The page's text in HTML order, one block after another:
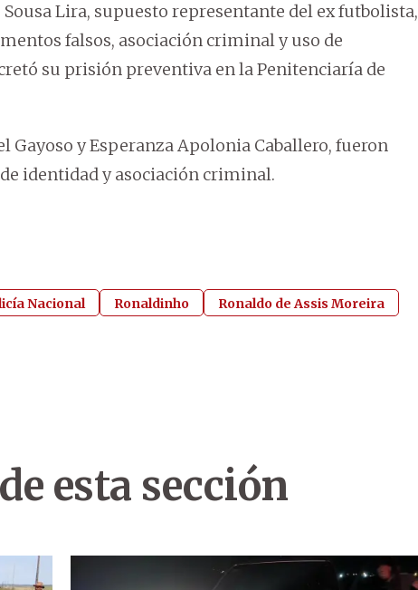
Lira, supuesto representante del ex futbolista,
falsos, asociación criminal y uso de
su prisión preventiva en la Penitenciaría de
Gayoso y Esperanza Apolonia Caballero, fueron
identidad y asociación criminal.
Nacional Ronaldinho
Ronaldo de Assis Moreira
esta sección